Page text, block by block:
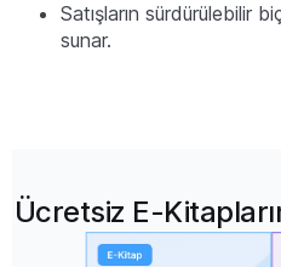
Satışların sürdürülebilir
sunar.
Ücretsiz E-